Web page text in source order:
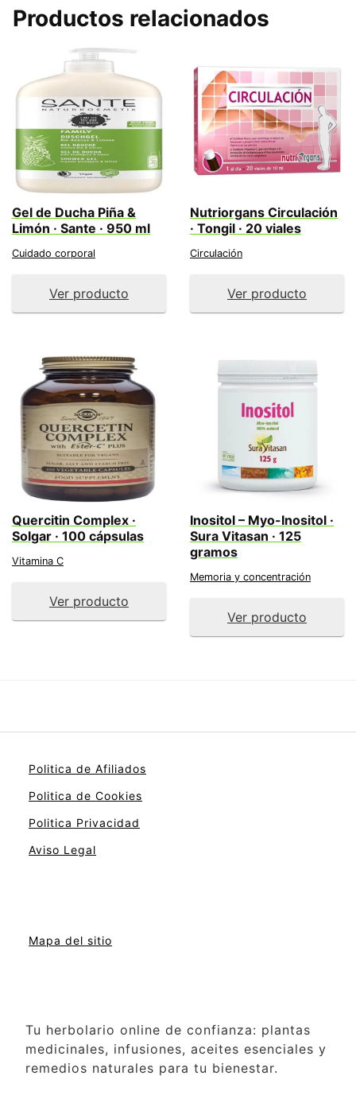
Productos relacionados
Gel de Ducha Piña &
Limón · Sante · 950 ml
Cuidado corporal
Ver producto
Nutriorgans Circulación
· Tongil · 20 viales
Circulación
Ver producto
Quercitin Complex ·
Solgar · 100 cápsulas
Vitamina C
Ver producto
Inositol – Myo-Inositol ·
Sura Vitasan · 125
gramos
Memoria y concentración
Ver producto
Politica de Afiliados
Politica de Cookies
Politica Privacidad
Aviso Legal
Mapa del sitio
Tu herbolario online de confianza: plantas
medicinales, infusiones, aceites esenciales y
remedios naturales para tu bienestar.